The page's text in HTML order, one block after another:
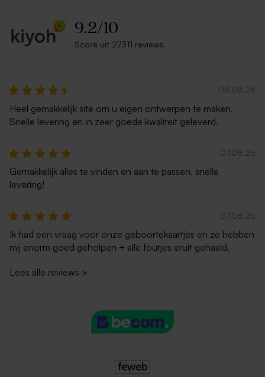
9.2/10
Score uit 27311 reviews.
08.08.26
Heel gemakkelijk site om u eigen ontwerpen te maken.
Snelle levering en in zeer goede kwaliteit geleverd.
07.08.26
Gemakkelijk alles te vinden en aan te passen, snelle
levering!
07.08.26
Ik had een vraag voor onze geboortekaartjes en ze hebben
mij enorm goed geholpen + alle foutjes eruit gehaald.
Lees alle reviews >